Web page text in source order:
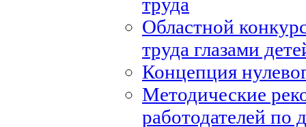
Областной
труда глазами
Концепция
Методические
работодателей по